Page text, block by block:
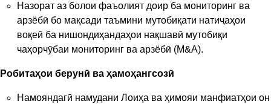
Назорат аз болои фаъолият доир ба мониторинг ва
арзёбӣ бо мақсади таъмини мутобиқати натиҷаҳои
воқеӣ ба нишондиҳандаҳои нақшавӣ мутобиқи
чаҳорчӯбаи мониторинг ва арзёбӣ (М&A).
Робитаҳои берунӣ ва ҳамоҳангсозӣ
Намояндагӣ намудани Лоиҳа ва ҳимояи манфиатҳои он